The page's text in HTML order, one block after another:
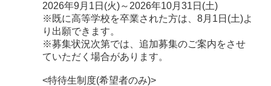
2026年9月1日(火)～2026年10月31日(土)
※既に高等学校を卒業された方は、8月1日(土)よ
り出願できます。
※募集状況次第では、追加募集のご案内をさせ
ていただく場合があります。
<特待生制度(希望者のみ)>